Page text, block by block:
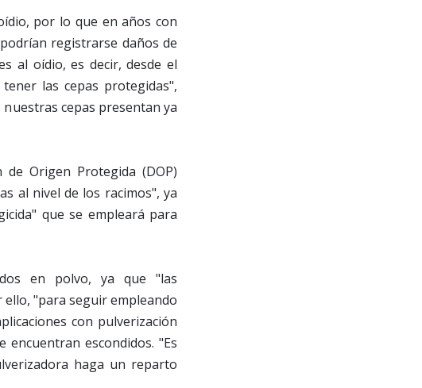
por lo que en años con
registrarse daños de
al oídio, es decir, desde el
las cepas protegidas",
cepas presentan ya
Origen Protegida (DOP)
al nivel de los racimos", ya
que se empleará para
en polvo, ya que "las
"para seguir empleando
con pulverización
escondidos. "Es
haga un reparto